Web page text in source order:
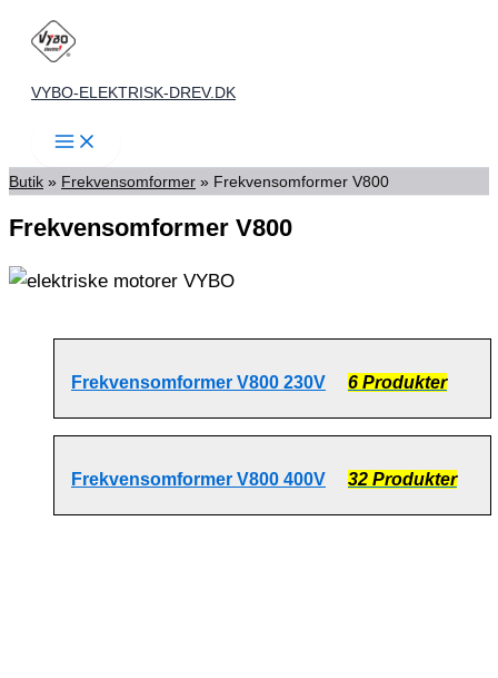
indholdet
VYBO-ELEKTRISK-DREV.DK
Butik » Frekvensomformer » Frekvensomformer V800
Frekvensomformer V800
Frekvensomformer V800 230V 6 Produkter
Frekvensomformer V800 400V 32 Produkter